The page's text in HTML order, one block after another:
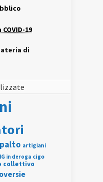
19
di
artigiani
in deroga cigo
collettivo